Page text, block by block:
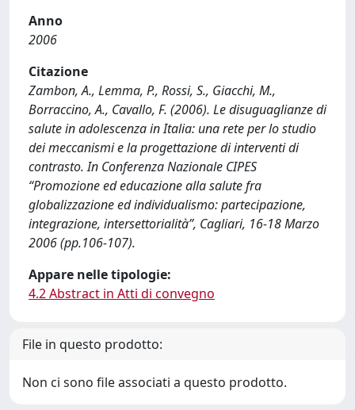
Anno
2006
Citazione
Zambon, A., Lemma, P., Rossi, S., Giacchi, M.,
Borraccino, A., Cavallo, F. (2006). Le disuguaglianze di
salute in adolescenza in Italia: una rete per lo studio
dei meccanismi e la progettazione di interventi di
contrasto. In Conferenza Nazionale CIPES
“Promozione ed educazione alla salute fra
globalizzazione ed individualismo: partecipazione,
integrazione, intersettorialità”, Cagliari, 16-18 Marzo
2006 (pp.106-107).
Appare nelle tipologie:
4.2 Abstract in Atti di convegno
File in questo prodotto:
Non ci sono file associati a questo prodotto.